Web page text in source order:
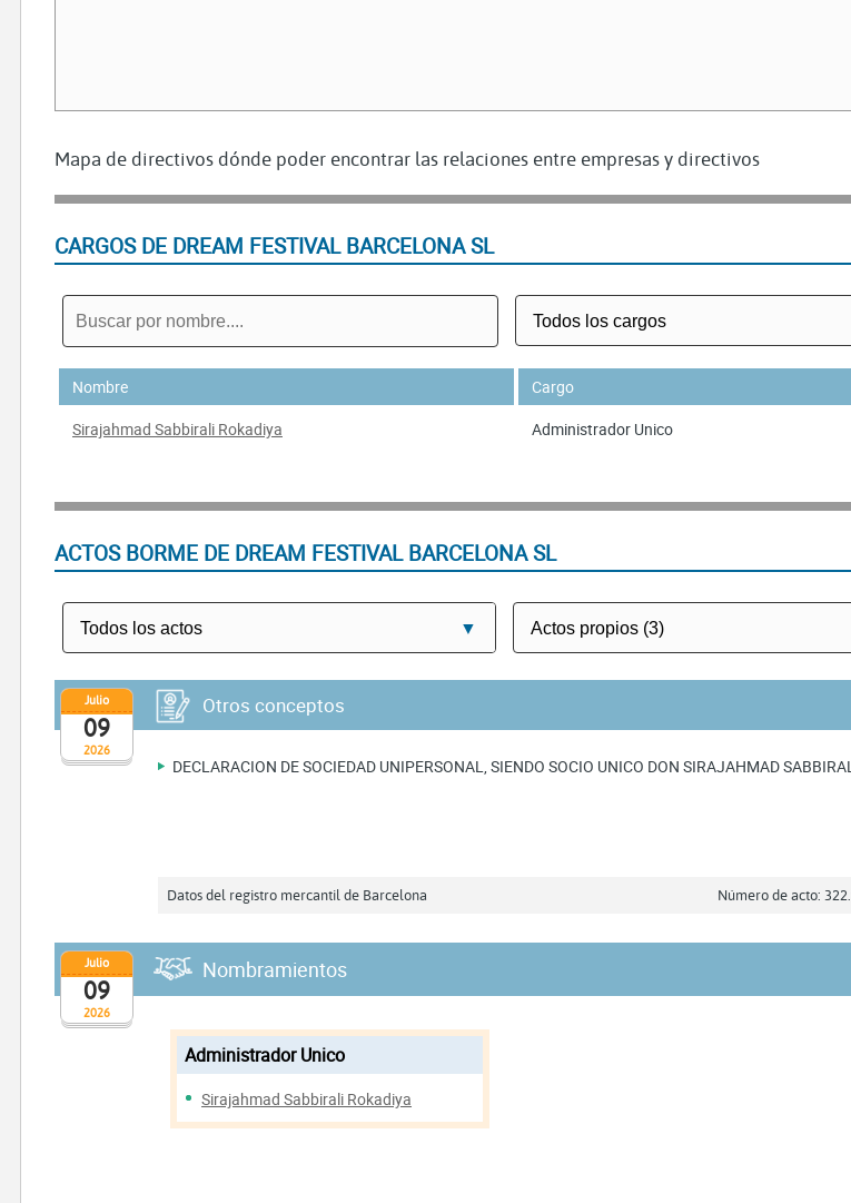
Mapa de directivos dónde poder encontrar las relaciones entre empresas y directivos
CARGOS DE DREAM FESTIVAL BARCELONA SL
Nombre Cargo
Sirajahmad Sabbirali Rokadiya
Administrador Unico
ACTOS BORME DE DREAM FESTIVAL BARCELONA SL
2026
Julio
09
Otros conceptos
DECLARACION DE SOCIEDAD UNIPERSONAL, SIENDO SOCIO UNICO DON SIRAJAHMAD
Datos del registro mercantil de Barcelona Número de acto:
2026
Julio
09
Nombramientos
Administrador Unico
Sirajahmad Sabbirali Rokadiya